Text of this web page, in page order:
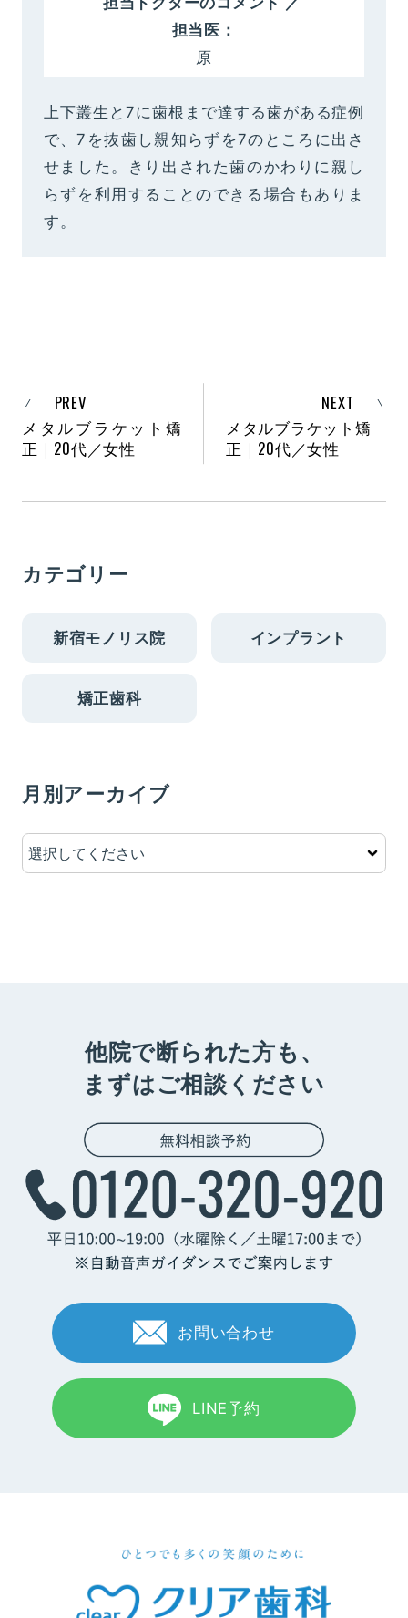
担当医：
原
上下叢生と7に歯根まで達する歯がある症例
で、7を抜歯し親知らずを7のところに出さ
せました。きり出された歯のかわりに親し
らずを利用することのできる場合もありま
す。
PREV
メタルブラケット矯
正｜20代／女性
NEXT
メタルブラケット矯
正｜20代／女性
カテゴリー
新宿モノリス院 インプラント
矯正歯科
月別アーカイブ
他院で断られた方も、
まずはご相談ください
お問い合わせ
LINE予約